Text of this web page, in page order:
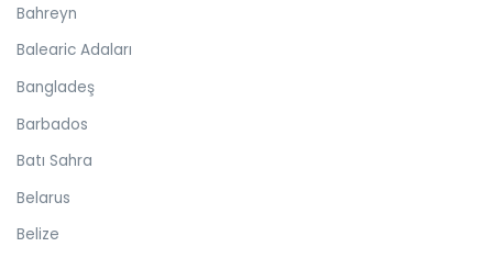
Bahreyn
Balearic Adaları
Bangladeş
Barbados
Batı Sahra
Belarus
Belize